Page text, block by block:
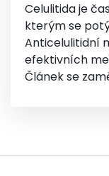
Celulitida je
kterým se
Anticelulitidní
efektivních
Článek se